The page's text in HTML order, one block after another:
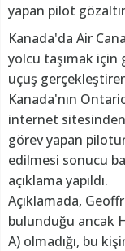
yapan pilot
Kanada'da Air
yolcu taşımak
uçuş
Kanada'nın
internet
görev yapan
edilmesi sonucu
açıklama yapıldı.
Açıklamada,
bulunduğu ancak
A) olmadığı, bu